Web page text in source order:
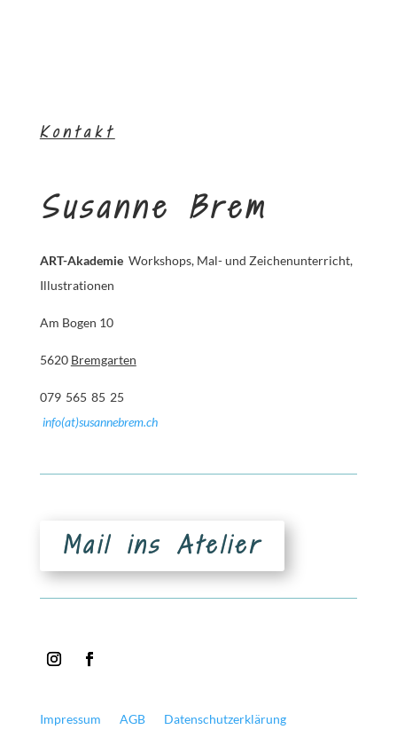
Kontakt
Susanne Brem
ART-Akademie Workshops, Mal- und Zeichenunterricht,
Illustrationen
Am Bogen 10
5620 Bremgarten
079 565 85 25
info(at)susannebrem.ch
Mail ins Atelier
Impressum AGB Datenschutzerklärung